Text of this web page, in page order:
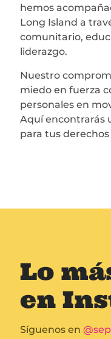
hemos
Long Island a
comunitario,
liderazgo.
Nuestro
miedo en fuerza
personales en
Aquí encontrarás
para tus
Lo
en
Síguenos en